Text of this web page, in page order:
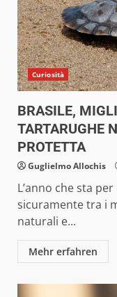
Curiosità
BRASILE,
TARTARUGHE
PROTETTA
Guglielmo Allochis
L’anno che sta
sicuramente tra i
naturali e...
Mehr erfahren